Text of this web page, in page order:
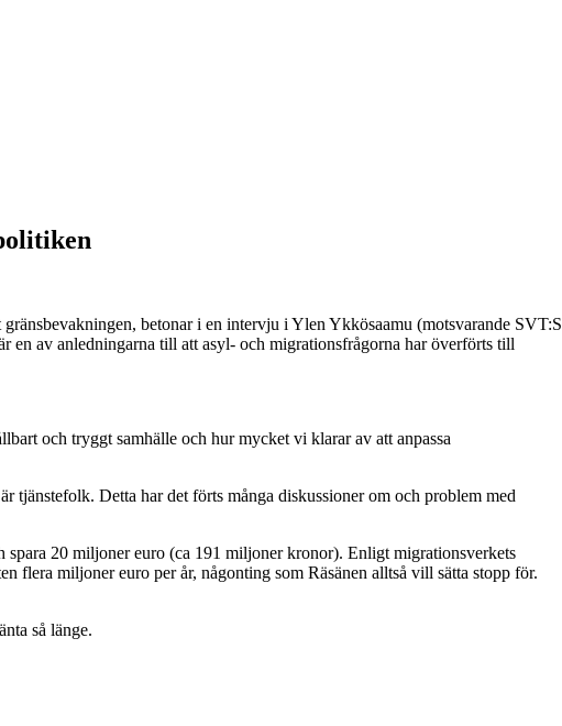
betonar i en intervju i Ylen Ykkösaamu (motsvarande SVT:S
en av anledningarna till att asyl- och migrationsfrågorna har överförts till
och tryggt samhälle och hur mycket vi klarar av att anpassa
tjänstefolk. Detta har det förts många diskussioner om och problem med
20 miljoner euro (ca 191 miljoner kronor). Enligt migrationsverkets
flera miljoner euro per år, någonting som Räsänen alltså vill sätta stopp för.
så länge.